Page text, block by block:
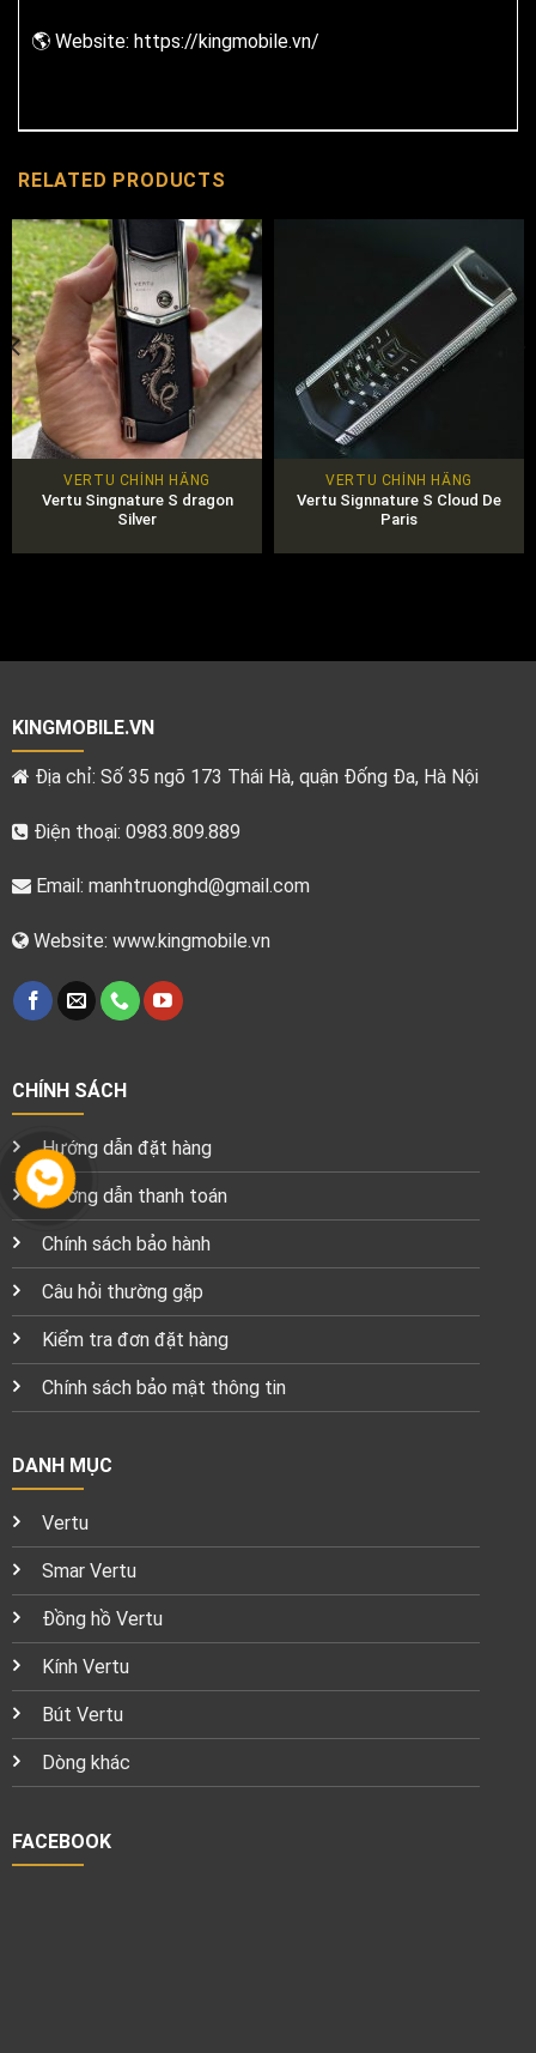
🌎 Website: https://kingmobile.vn/
RELATED PRODUCTS
VERTU CHÍNH HÃNG
Vertu Singnature S dragon
Silver
VERTU CHÍNH HÃNG
Vertu Signnature S Cloud De
Paris
KINGMOBILE.VN
Địa chỉ: Số 35 ngõ 173 Thái Hà, quận Đống Đa, Hà Nội
Điện thoại: 0983.809.889
Email: manhtruonghd@gmail.com
Website: www.kingmobile.vn
CHÍNH SÁCH
Hướng dẫn đặt hàng
Hướng dẫn thanh toán
Chính sách bảo hành
Câu hỏi thường gặp
Kiểm tra đơn đặt hàng
Chính sách bảo mật thông tin
DANH MỤC
Vertu
Smar Vertu
Đồng hồ Vertu
Kính Vertu
Bút Vertu
Dòng khác
FACEBOOK